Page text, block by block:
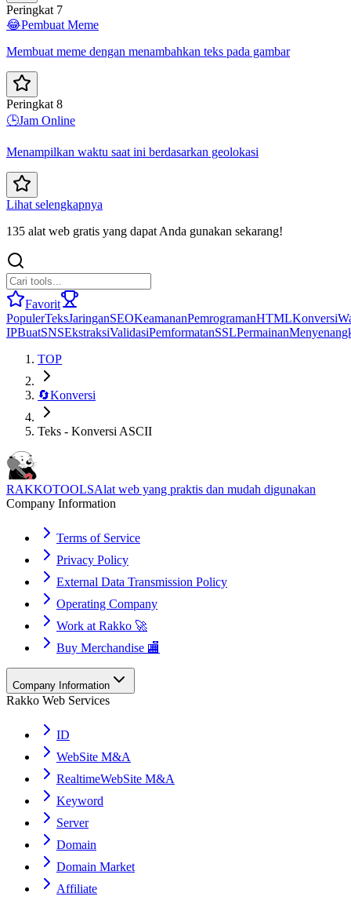
Peringkat 7
😂Pembuat Meme
Membuat meme dengan menambahkan teks pada gambar
Peringkat 8
🕒Jam Online
Menampilkan waktu saat ini berdasarkan geolokasi
Lihat selengkapnya
135 alat web gratis yang dapat Anda gunakan sekarang!
Favorit
PopulerTeksJaringanSEOKeamananPemrogramanHTMLKonversi
IPBuatSNSEkstraksiValidasiPemformatanSSLPermainan
TOP
🔄Konversi
Teks - Konversi ASCII
RAKKOTOOLSAlat web yang praktis dan mudah digunakan
Company Information
Terms of Service
Privacy Policy
External Data Transmission Policy
Operating Company
Work at Rakko 🚀
Buy Merchandise 🏬
Company Information
Rakko Web Services
ID
WebSite M&A
RealtimeWebSite M&A
Keyword
Server
Domain
Domain Market
Affiliate